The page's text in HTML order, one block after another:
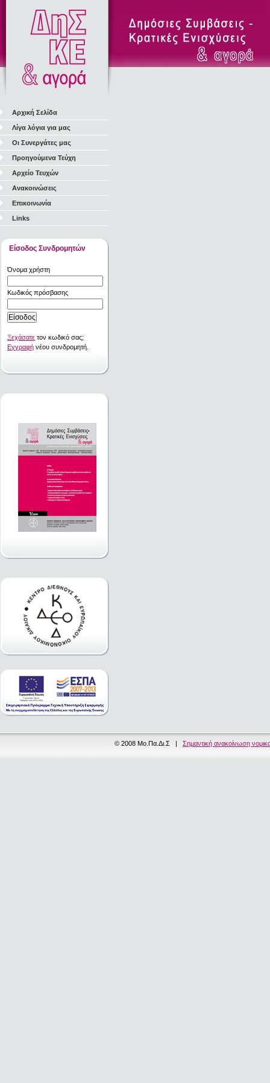
Αρχική Σελίδα
Λίγα λόγια για μας
Οι Συνεργάτες μας
Προηγούμενα Τεύχη
Αρχείο Τευχών
Ανακοινώσεις
Επικοινωνία
Links
Είσοδος Συνδρομητών
Όνομα χρήστη
Κωδικός πρόσβασης
Ξεχάσατε τον κωδικό σας;
Εγγραφή νέου συνδρομητή.
© 2008 Μο.Πα.Δι.Σ | Σημαντική ανακοίνωση